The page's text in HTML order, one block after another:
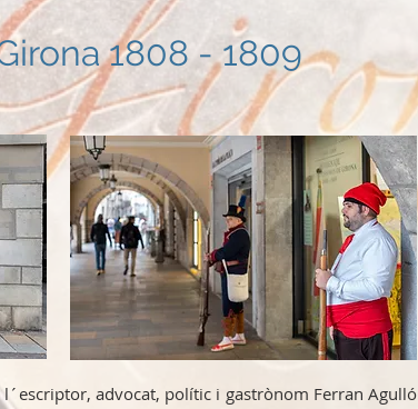
1808 - 1809
advocat, polític i gastrònom Ferran Agulló